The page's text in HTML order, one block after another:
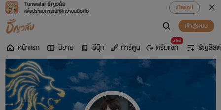
Tunwalai ธัญวลัย
เพื่อประสบการณ์ที่ดีกว่าบนมือถือ
เปิดแอป
เข้าสู่ระบบ
หน้าแรก นิยาย อีบุ๊ก การ์ตูน
มาใหม่
ดรีมแชท ธัญลิสต์